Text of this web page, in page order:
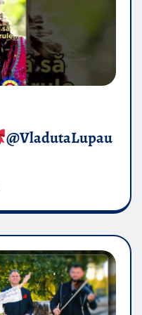
​@VladutaLupau